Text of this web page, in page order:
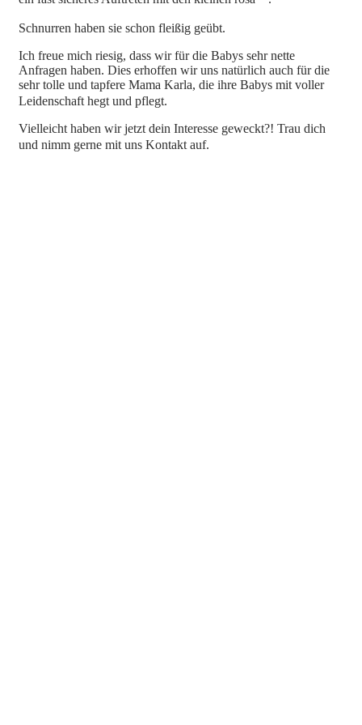
Schnurren haben sie schon fleißig geübt.
Ich freue mich riesig, dass wir für die Babys sehr nette
Anfragen haben. Dies erhoffen wir uns natürlich auch für die
sehr tolle und tapfere Mama Karla, die ihre Babys mit voller
Leidenschaft hegt und pflegt.
Vielleicht haben wir jetzt dein Interesse geweckt?! Trau dich
und nimm gerne mit uns Kontakt auf.